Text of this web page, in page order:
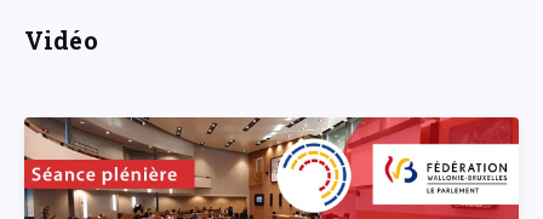
Vidéo